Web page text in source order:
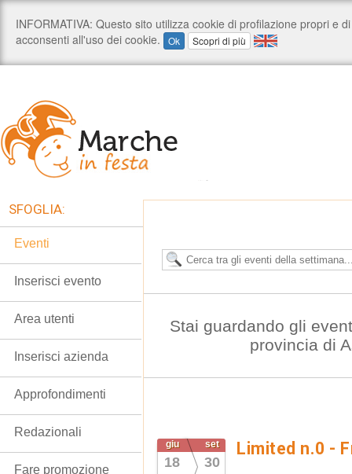
Stai guardando gli
provincia di
giu
18
set
30
Limited n.0 -
SFOGLIA:
Eventi
Inserisci evento
Area utenti
Inserisci azienda
Approfondimenti
Redazionali
Fare promozione